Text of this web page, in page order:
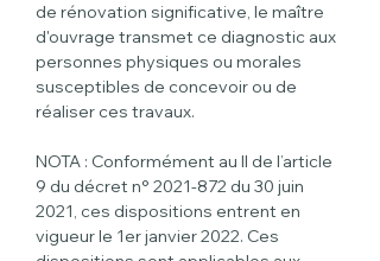
de rénovation significative, le maître
d'ouvrage transmet ce diagnostic aux
personnes physiques ou morales
susceptibles de concevoir ou de
réaliser ces travaux.
NOTA : Conformément au II de l’article
9 du décret n° 2021-872 du 30 juin
2021, ces dispositions entrent en
vigueur le 1er janvier 2022. Ces